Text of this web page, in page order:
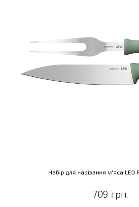
Набір для нарізання м'яса LEO
709 грн.